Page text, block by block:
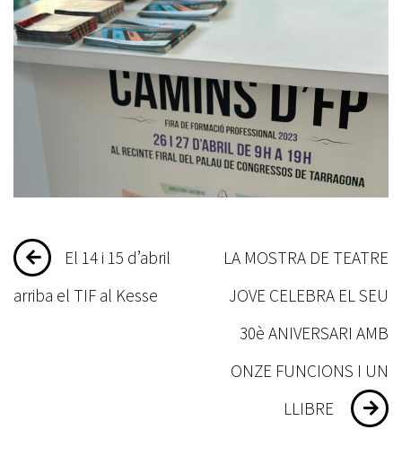
Navegació
d'entrades
El 14 i 15 d’abril
arriba el TIF al Kesse
LA MOSTRA DE TEATRE
JOVE CELEBRA EL SEU
30è ANIVERSARI AMB
ONZE FUNCIONS I UN
LLIBRE